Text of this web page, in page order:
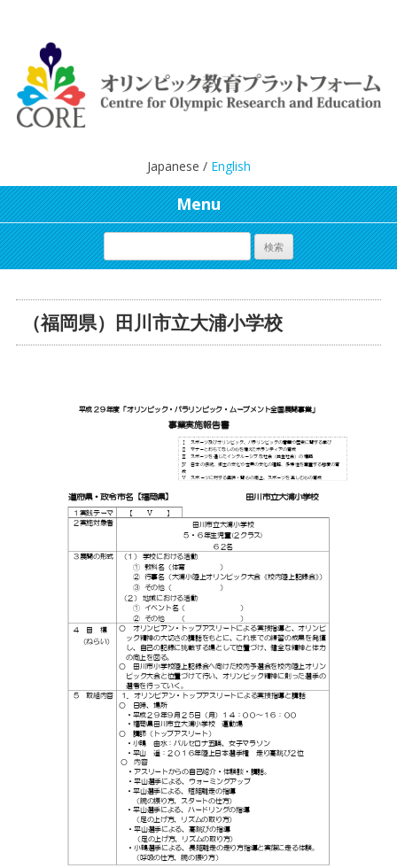
Japanese / English
Menu
（福岡県）田川市立大浦小学校